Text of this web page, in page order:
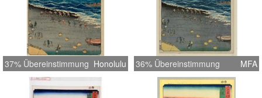
37% Übereinstimmung Honolulu 36% Übereinstimmung MFA